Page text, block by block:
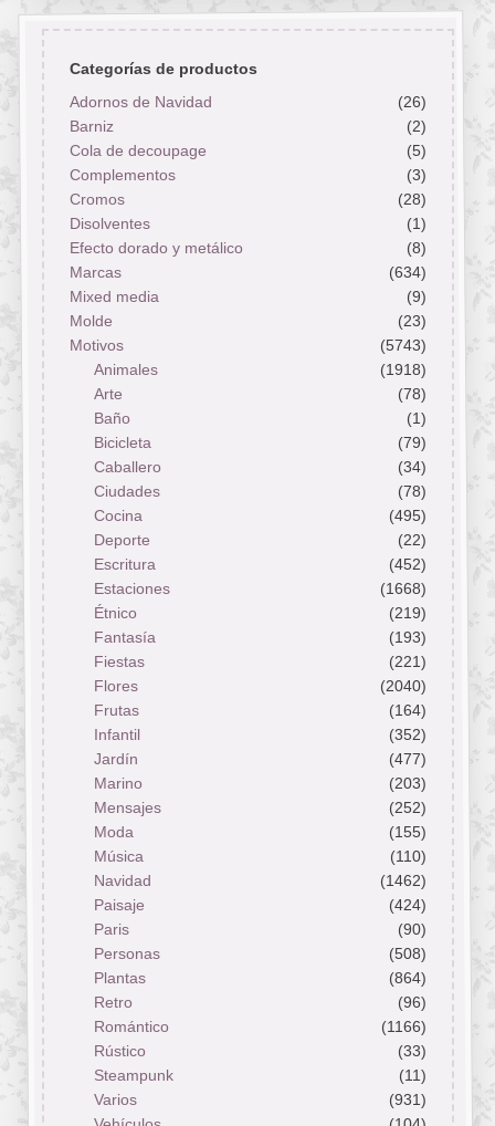
Categorías de productos
Adornos de Navidad
(26)
Barniz
(2)
Cola de decoupage
(5)
Complementos
(3)
Cromos
(28)
Disolventes
(1)
Efecto dorado y metálico
(8)
Marcas
(634)
Mixed media
(9)
Molde
(23)
Motivos
(5743)
Animales
(1918)
Arte
(78)
Baño
(1)
Bicicleta
(79)
Caballero
(34)
Ciudades
(78)
Cocina
(495)
Deporte
(22)
Escritura
(452)
Estaciones
(1668)
Étnico
(219)
Fantasía
(193)
Fiestas
(221)
Flores
(2040)
Frutas
(164)
Infantil
(352)
Jardín
(477)
Marino
(203)
Mensajes
(252)
Moda
(155)
Música
(110)
Navidad
(1462)
Paisaje
(424)
Paris
(90)
Personas
(508)
Plantas
(864)
Retro
(96)
Romántico
(1166)
Rústico
(33)
Steampunk
(11)
Varios
(931)